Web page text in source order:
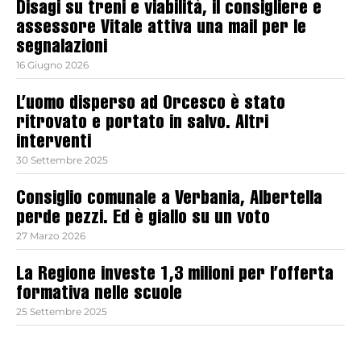
Disagi su treni e viabilità, il consigliere e
assessore Vitale attiva una mail per le
segnalazioni
16 Giugno 2026
L’uomo disperso ad Orcesco è stato
ritrovato e portato in salvo. Altri
interventi
30 Settembre 2025
Consiglio comunale a Verbania, Albertella
perde pezzi. Ed è giallo su un voto
27 Marzo 2026
La Regione investe 1,3 milioni per l’offerta
formativa nelle scuole
25 Settembre 2025